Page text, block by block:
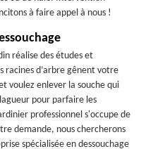
à faire appel à nous !
réalise des études et
racines d’arbre gênent votre
voulez enlever la souche qui
pour parfaire les
professionnel s'occupe de
demande, nous chercherons
spécialisée en dessouchage